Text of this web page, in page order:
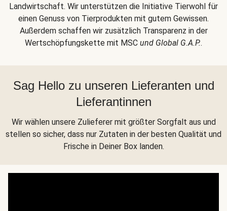
Landwirtschaft. Wir unterstützen die Initiative Tierwohl für
einen Genuss von Tierprodukten mit gutem Gewissen.
Außerdem schaffen wir zusätzlich Transparenz in der
Wertschöpfungskette mit MSC und Global G.A.P..
Sag Hello zu unseren Lieferanten und
Lieferantinnen
Wir wählen unsere Zulieferer mit größter Sorgfalt aus und
stellen so sicher, dass nur Zutaten in der besten Qualität und
Frische in Deiner Box landen.